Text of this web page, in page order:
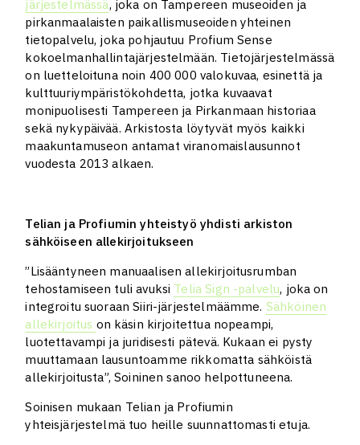
järjestelmässä, joka on Tampereen museoiden ja
pirkanmaalaisten paikallismuseoiden yhteinen
tietopalvelu, joka pohjautuu Profium Sense
kokoelmanhallintajärjestelmään. Tietojärjestelmässä
on luetteloituna noin 400 000 valokuvaa, esinettä ja
kulttuuriympäristökohdetta, jotka kuvaavat
monipuolisesti Tampereen ja Pirkanmaan historiaa
sekä nykypäivää. Arkistosta löytyvät myös kaikki
maakuntamuseon antamat viranomaislausunnot
vuodesta 2013 alkaen.
Telian ja Profiumin yhteistyö yhdisti arkiston
sähköiseen allekirjoitukseen
”Lisääntyneen manuaalisen allekirjoitusrumban
tehostamiseen tuli avuksi Telia Sign -palvelu, joka on
integroitu suoraan Siiri-järjestelmäämme. Sähköinen
allekirjoitus on käsin kirjoitettua nopeampi,
luotettavampi ja juridisesti pätevä. Kukaan ei pysty
muuttamaan lausuntoamme rikkomatta sähköistä
allekirjoitusta”, Soininen sanoo helpottuneena.
Soinisen mukaan Telian ja Profiumin
yhteisjärjestelmä tuo heille suunnattomasti etuja.